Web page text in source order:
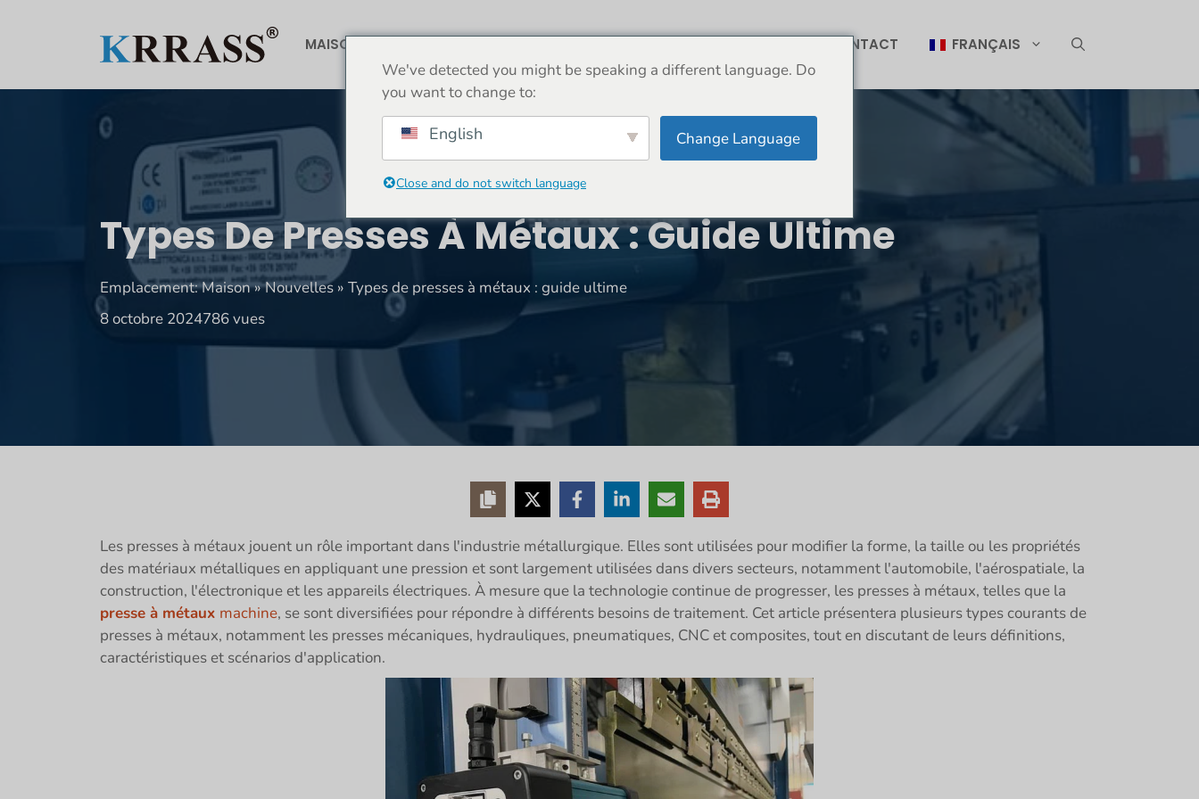
MAISON CONTACT FRANÇAIS
Types De Presses À Métaux : Guide Ultime
Emplacement:Maison»Nouvelles » Types de presses à métaux : guide ultime
8 octobre 2024786 vues
Les presses à métaux jouent un rôle important dans l'industrie métallurgique. Elles sont utilisées pour modifier la forme, la taille ou les propriétés
des matériaux métalliques en appliquant une pression et sont largement utilisées dans divers secteurs, notamment l'automobile, l'aérospatiale, la
construction, l'électronique et les appareils électriques. À mesure que la technologie continue de progresser, les presses à métaux, telles que la
presse à métaux machine, se sont diversifiées pour répondre à différents besoins de traitement. Cet article présentera plusieurs types courants de
presses à métaux, notamment les presses mécaniques, hydrauliques, pneumatiques, CNC et composites, tout en discutant de leurs définitions,
caractéristiques et scénarios d'application.
We've detected you might be speaking a different language. Do
you want to change to:
English Change Language
Close and do not switch language